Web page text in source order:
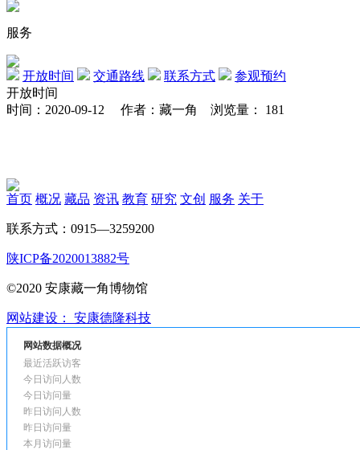
服务
开放时间 交通路线 联系方式
参观预约
开放时间
时间：2020-09-12
作者：藏一角 浏览量： 181
首页 概况 藏品 资讯 教育 研究 文创 服务 关于
联系方式：0915—3259200
陕ICP备2020013882号
©2020 安康藏一角博物馆
网站建设： 安康德隆科技
网站数据概况
最近活跃访客
今日访问人数
今日访问量
昨日访问人数
昨日访问量
本月访问量